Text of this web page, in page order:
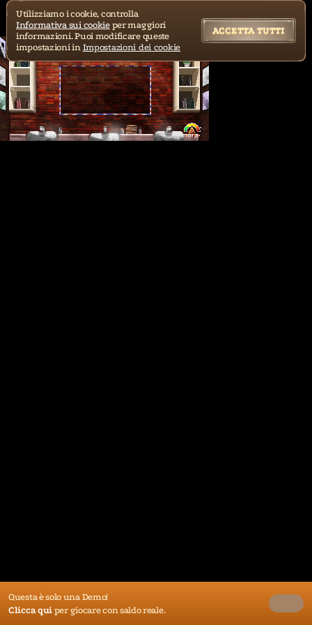
Questa è solo una Demo!
Clicca qui per giocare con saldo reale.
Utilizziamo i cookie, controlla
Informativa sui cookieper maggiori
informazioni. Puoi modificare queste
impostazioni in Impostazioni dei cookie
ACCETTA TUTTI